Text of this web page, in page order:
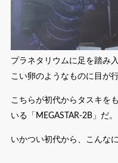
プラネタリウムに足を踏み
こい卵のようなものに目が行
こちらが初代からタスキを
いる「MEGASTAR-2B」だ。
いかつい初代から、こんな